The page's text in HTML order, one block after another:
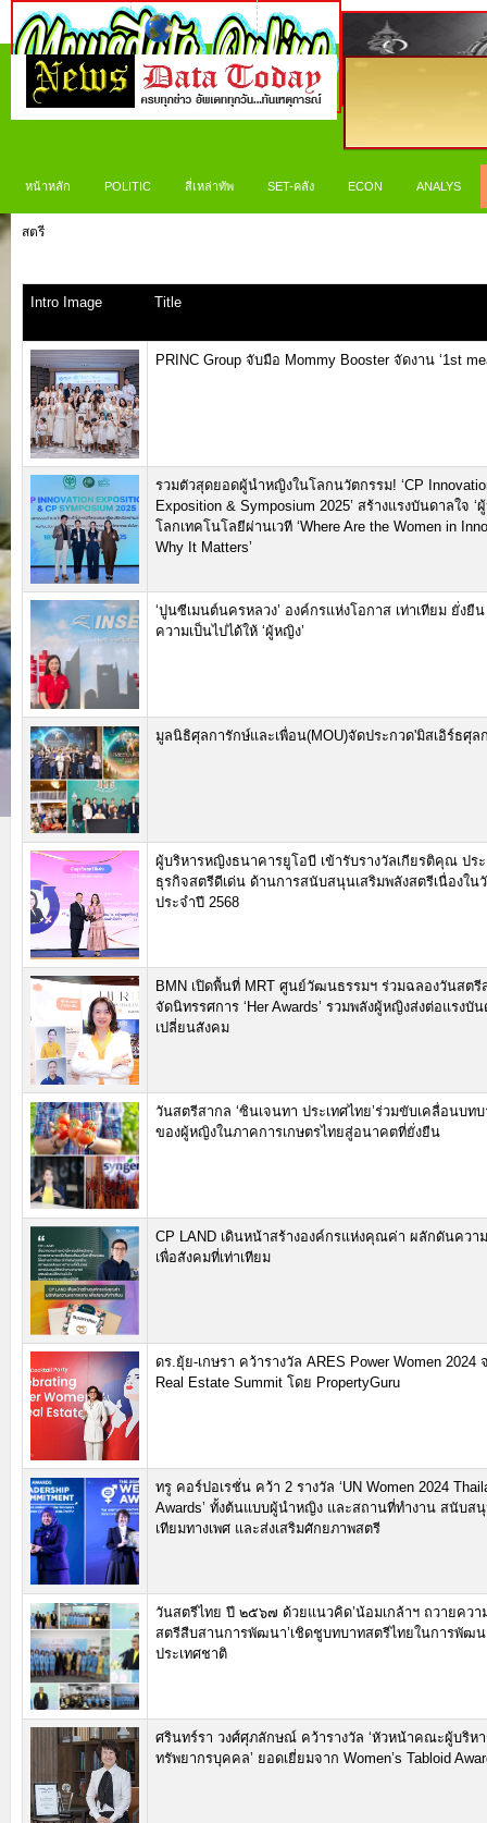
หน้าหลัก POLITIC สี่เหล่าทัพ SET-คลัง ECON ANALYS
สตรี
Intro Image Title
PRINC Group จับมือ Mommy Booster จัดงาน ‘1st
รวมตัวสุดยอดผู้นำหญิงในโลกนวัตกรรม! ‘CP
Exposition & Symposium 2025’ สร้างแรงบันดาลใจ ‘
โลกเทคโนโลยีผ่านเวที ‘Where Are the Women in
Why It Matters’
‘ปูนซีเมนต์นครหลวง’ องค์กรแห่งโอกาส เท่าเทียม ยั่งยื
ความเป็นไปได้ให้ ‘ผู้หญิง’
มูลนิธิศุลการักษ์​และเพื่อน(MOU)จัดประกวด'มิสเอิร์ธศุล
ผู้บริหารหญิงธนาคารยูโอบี เข้ารับรางวัลเกียรติคุณ ปร
ธุรกิจสตรีดีเด่น ด้านการสนับสนุนเสริมพลังสตรีเนื่องใน
ประจำปี 2568
BMN เปิดพื้นที่ MRT ศูนย์วัฒนธรรมฯ ร่วมฉลองวันสตรี
จัดนิทรรศการ ‘Her Awards’ รวมพลังผู้หญิงส่งต่อแรงบั
เปลี่ยนสังคม
วันสตรีสากล ‘ซินเจนทา ประเทศไทย’ร่วมขับเคลื่อนบท
ของผู้หญิงในภาคการเกษตรไทยสู่อนาคตที่ยั่งยืน
CP LAND เดินหน้าสร้างองค์กรแห่งคุณค่า ผลักดันควา
เพื่อสังคมที่เท่าเทียม
ดร.ยุ้ย-เกษรา คว้ารางวัล ARES Power Women 2024
Real Estate Summit โดย PropertyGuru
ทรู คอร์ปอเรชั่น คว้า 2 รางวัล ‘UN Women 2024
Awards’ ทั้งต้นแบบผู้นำหญิง และสถานที่ทำงาน สนับส
เทียมทางเพศ และส่งเสริมศักยภาพสตรี
วันสตรีไทย ปี ๒๕๖๗ ด้วยแนวคิด’น้อมเกล้าฯ ถวายควา
สตรีสืบสานการพัฒนา’เชิดชูบทบาทสตรีไทยในการพัฒ
ประเทศชาติ
ศรินทร์รา วงศ์ศุภลักษณ์ คว้ารางวัล ‘หัวหน้าคณะผู้บริห
ทรัพยากรบุคคล’ ยอดเยี่ยมจาก Women’s Tabloid